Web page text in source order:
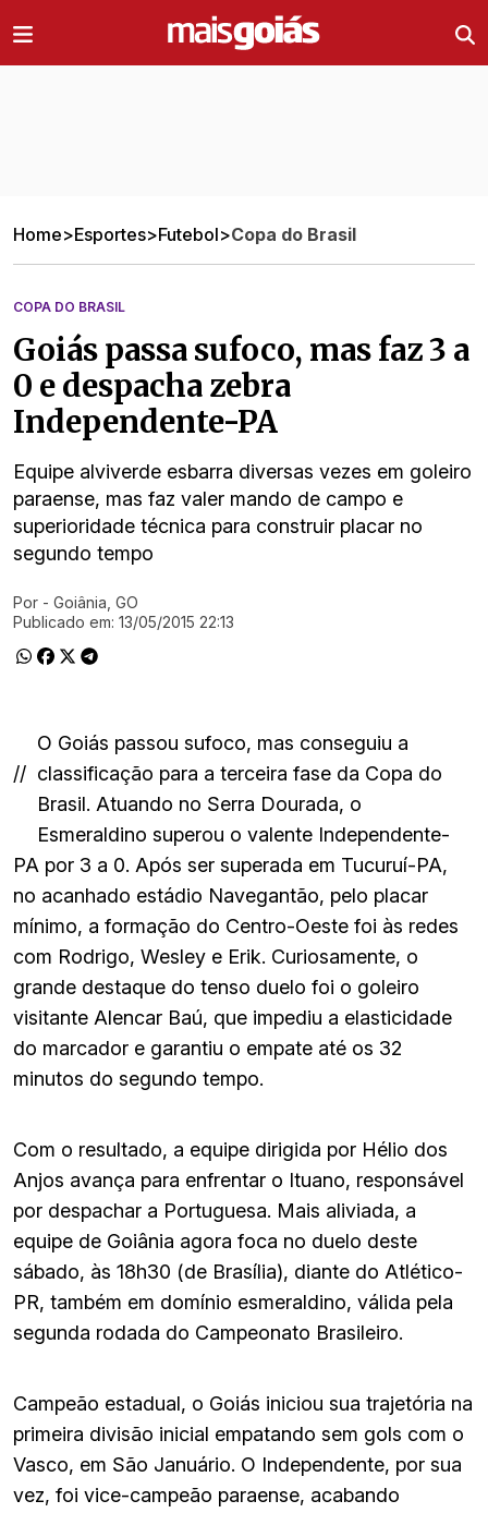
Home>Esportes>Futebol>Copa do Brasil
COPA DO BRASIL
Goiás passa sufoco, mas faz 3 a
0 e despacha zebra
Independente-PA
Equipe alviverde esbarra diversas vezes em goleiro
paraense, mas faz valer mando de campo e
superioridade técnica para construir placar no
segundo tempo
Ir direto pra matéria
Por - Goiânia, GO
Publicado em: 13/05/2015 22:13
//
O Goiás passou sufoco, mas conseguiu a
classificação para a terceira fase da Copa do
Brasil. Atuando no Serra Dourada, o
Esmeraldino superou o valente Independente-
PA por 3 a 0. Após ser superada em Tucuruí-PA,
no acanhado estádio Navegantão, pelo placar
mínimo, a formação do Centro-Oeste foi às redes
com Rodrigo, Wesley e Erik. Curiosamente, o
grande destaque do tenso duelo foi o goleiro
visitante Alencar Baú, que impediu a elasticidade
do marcador e garantiu o empate até os 32
minutos do segundo tempo.
Com o resultado, a equipe dirigida por Hélio dos
Anjos avança para enfrentar o Ituano, responsável
por despachar a Portuguesa. Mais aliviada, a
equipe de Goiânia agora foca no duelo deste
sábado, às 18h30 (de Brasília), diante do Atlético-
PR, também em domínio esmeraldino, válida pela
segunda rodada do Campeonato Brasileiro.
Campeão estadual, o Goiás iniciou sua trajetória na
primeira divisão inicial empatando sem gols com o
Vasco, em São Januário. O Independente, por sua
vez, foi vice-campeão paraense, acabando